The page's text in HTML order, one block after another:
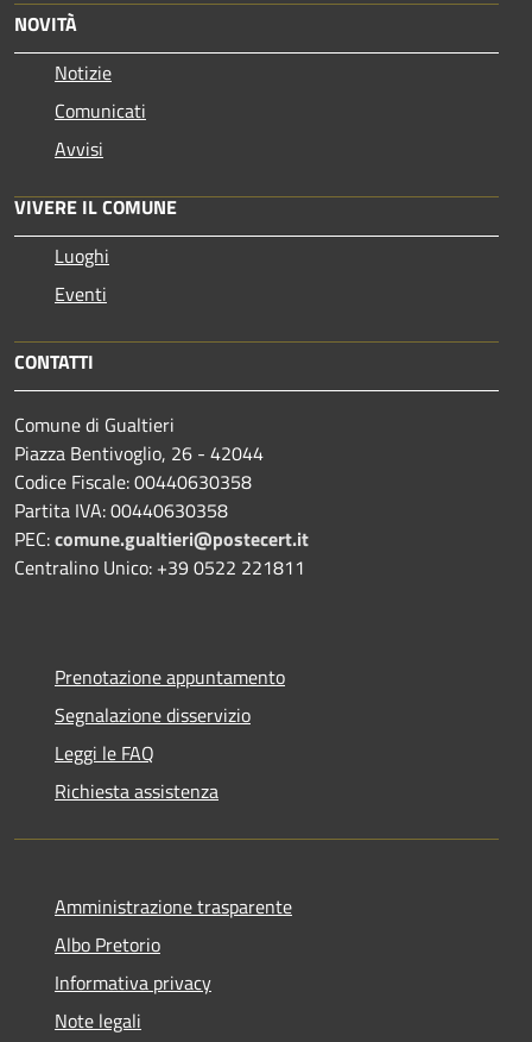
NOVITÀ
Notizie
Comunicati
Avvisi
VIVERE IL COMUNE
Luoghi
Eventi
CONTATTI
Comune di Gualtieri
Piazza Bentivoglio, 26 - 42044
Codice Fiscale: 00440630358
Partita IVA: 00440630358
PEC:comune.gualtieri@postecert.it
Centralino Unico: +39 0522 221811
Prenotazione appuntamento
Segnalazione disservizio
Leggi le FAQ
Richiesta assistenza
Amministrazione trasparente
Albo Pretorio
Informativa privacy
Note legali